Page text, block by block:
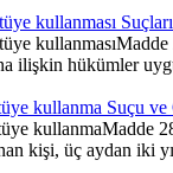
kullanması
ilişkin hükümler
kullanma Suçu ve
kullanmaMadde
kişi, üç aydan iki